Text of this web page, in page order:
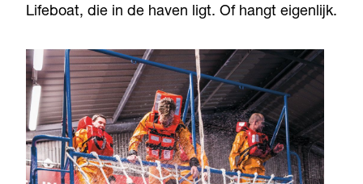
Lifeboat, die in de haven ligt. Of hangt eigenlijk.